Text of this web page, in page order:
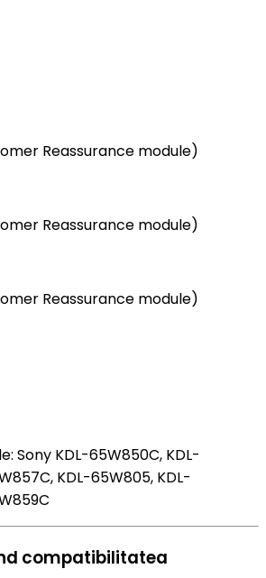
Reassurance module)
Reassurance module)
Reassurance module)
Sony KDL-65W850C, KDL-
KDL-65W805, KDL-
compatibilitatea